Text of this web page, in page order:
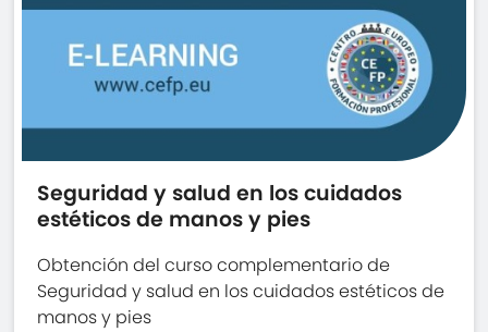
Seguridad y salud en los cuidados
estéticos de manos y pies
Obtención del curso complementario de
Seguridad y salud en los cuidados estéticos de
manos y pies